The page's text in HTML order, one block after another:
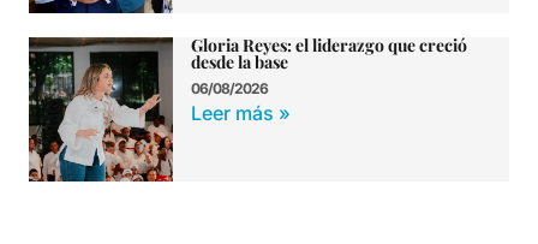
Gloria Reyes: el liderazgo que creció
desde la base
06/08/2026
Leer más »